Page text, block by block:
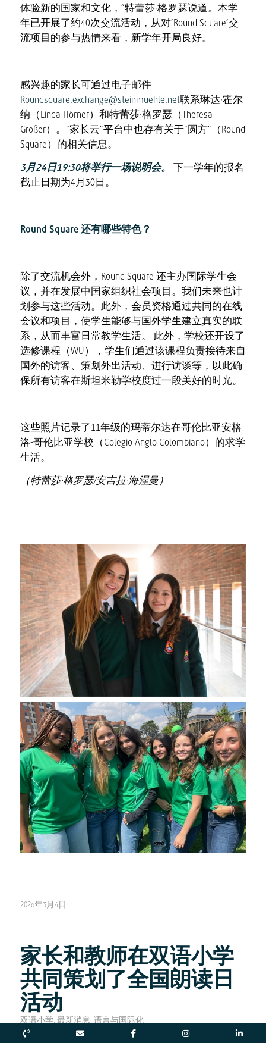
体验新的国家和文化，”特蕾莎·格罗瑟说道。本学
年已开展了约40次交流活动，从对‘Round Square’交
流项目的参与热情来看，新学年开局良好。
感兴趣的家长可通过电子邮件
Roundsquare.exchange@steinmuehle.net联系琳达·霍尔
纳（Linda Hörner）和特蕾莎·格罗瑟（Theresa
Großer）。“家长云”平台中也存有关于“圆方”（Round
Square）的相关信息。
3月24日19:30将举行一场说明会。 下一学年的报名
截止日期为4月30日。
Round Square 还有哪些特色？
除了交流机会外，Round Square 还主办国际学生会
议，并在发展中国家组织社会项目。我们未来也计
划参与这些活动。此外，会员资格通过共同的在线
会议和项目，使学生能够与国外学生建立真实的联
系，从而丰富日常教学生活。 此外，学校还开设了
选修课程（WU），学生们通过该课程负责接待来自
国外的访客、策划外出活动、进行访谈等，以此确
保所有访客在斯坦米勒学校度过一段美好的时光。
这些照片记录了11年级的玛蒂尔达在哥伦比亚安格
洛-哥伦比亚学校（Colegio Anglo Colombiano）的求学
生活。
（特蕾莎·格罗瑟/安吉拉·海涅曼）
2026年3月4日
家长和教师在双语小学
共同策划了全国朗读日
活动
双语小学 最新消息 语言与国际化